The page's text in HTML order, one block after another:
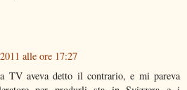
alle ore 17:27
TV aveva detto il contrario, e mi pareva